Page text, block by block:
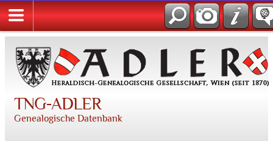
TNG-ADLER
Genealogische Datenbank